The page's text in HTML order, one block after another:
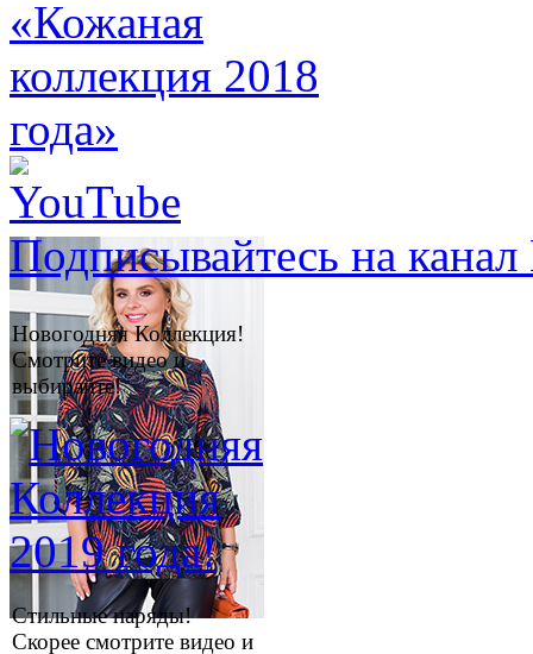
Подписывайтесь на
Новогодняя Коллекция!
Смотрите видео и
выбирайте!
Стильные наряды!
Скорее смотрите видео и